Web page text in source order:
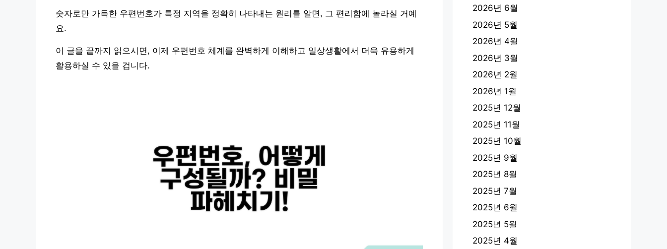
숫자로만 가득한 우편번호가 특정 지역을 정확히 나타내는 원리를 알면, 그 편리함에 놀라실 거예
요.
이 글을 끝까지 읽으시면, 이제 우편번호 체계를 완벽하게 이해하고 일상생활에서 더욱 유용하게
활용하실 수 있을 겁니다.
2026년 6월
2026년 5월
2026년 4월
2026년 3월
2026년 2월
2026년 1월
2025년 12월
2025년 11월
2025년 10월
2025년 9월
2025년 8월
2025년 7월
2025년 6월
2025년 5월
2025년 4월